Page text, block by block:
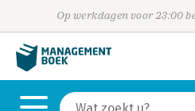
Op werkdagen voor 23:00